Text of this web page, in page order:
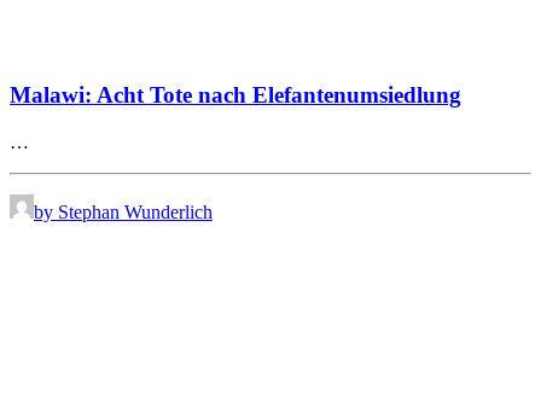
Malawi: Acht Tote nach Elefantenumsiedlung
…
by Stephan Wunderlich